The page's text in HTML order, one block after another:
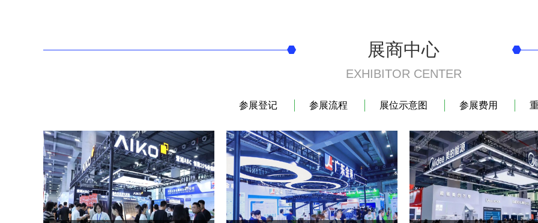
展商中心
EXHIBITOR CENTER
参展登记 参展流程 展位示意图 参展费用